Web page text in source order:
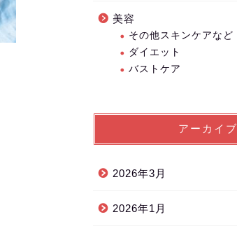
美容
その他スキンケアなど
ダイエット
バストケア
アーカイブ
2026年3月
2026年1月